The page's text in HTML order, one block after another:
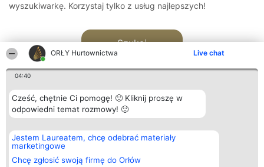
ORŁY Hurtownictwa Live chat
04:40
Cześć, chętnie Ci pomogę! 🙂 Kliknij proszę w
odpowiedni temat rozmowy! 🙂
Jestem Laureatem, chcę odebrać materiały
marketingowe
Chcę zgłosić swoją firmę do Orłów
wyszukiwarkę. Korzystaj tylko z usług najlepszych!
Szukaj
Organizator plebiscytu
Bright Side Solutions sp. z o.
o. sp. k.
ul. Ruska 22
Wrocław 50-079
Plebiscyt
Laureaci
wszystkich
Laureatów
Kontakt
Kontakt